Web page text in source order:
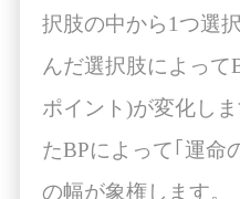
択肢の中から1つ選
んだ選択肢によって
ポイント)が変化し
たBPによって｢運命
の幅が象権します。